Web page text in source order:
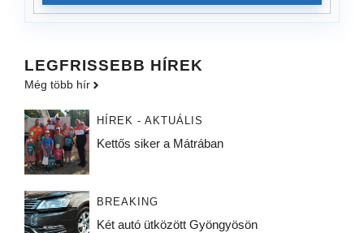
LEGFRISSEBB HÍREK
Még több hír
HÍREK - AKTUÁLIS
Kettős siker a Mátrában
BREAKING
Két autó ütközött Gyöngyösön